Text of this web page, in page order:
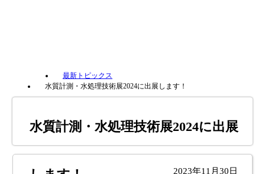
最新トピックス
水質計測・水処理技術展2024に出展します！
水質計測・水処理技術展2024に出展
2023年11月30日